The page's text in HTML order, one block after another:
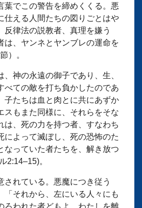
葉でこの警告を締めくくる。悪
仕える人間たちの図りごとはや
反律法の説教者、真理を嫌う
は、ヤンネとヤンブレの運命を
）。
、神の永遠の御子であり、生、
べての敵を打ち負かしたのであ
子たちは血と肉とに共にあずか
スもまた同様に、それらをそな
は、死の力を持つ者、すなわち
によって滅ぼし、死の恐怖のた
なっていた者たちを、解き放つ
2:14–15)。
されている。悪魔につき従う
「それから、左にいる人々にも
ろわれた者どもよ、わたしを離